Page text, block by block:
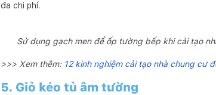
đa chi phí.
Sử dụng gạch men để ốp tường bếp khi cải tạo
>>> Xem thêm: 12 kinh nghiệm cải tạo nhà chung cư
5. Giỏ kéo tủ âm tường